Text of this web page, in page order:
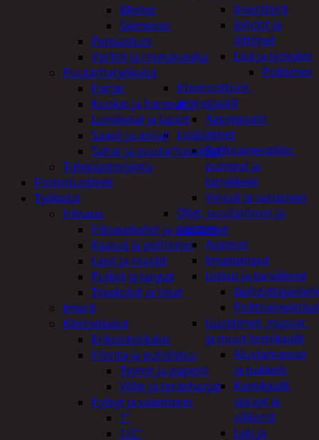
Invertterit
Johdot ja
liittimet
Lisä ja työvalot
Polttimot
Irtomoottorit,
aggregaatit
Aggregaatit
Lisälaitteet
Polttoainesäiliöt,
pumput ja
tarvikkeet
Vinssit ja varusteet
Öljyt, suodattimet ja
nesteet
Avaimet
Imupumput
Letkut ja tarvikkeet
Polttoaineletkut
Liuottimet, massat,
ja muut kemikaalit
Alustamassat
ja pakkelit
Kemikaalit,
sprayt ja
silikonit
Lasi ja
Myrkyt
Siemenet
Pensastuet
Verkot ja reunanauha
Puutarhatyökalut
Harjat
Kuokat ja haravat
Lumikolat ja lapiot
Saavit ja astiat
Sahat ja puutarhasakset
Tuholaistorjunta
Poistotuotteet
Työkalut
Hitsaus
Hitsauskolvit ja suuttimet
Kaasut ja polttimet
Lasit ja maskit
Puikot ja langat
Tinakolvit ja tinat
Imurit
Käsityökalut
Erikoistyökalut
Hionta ja puhdistus
Tyynyt ja paperit
Viilat ja teräsharjat
Hylsyt ja vääntimet
1"
1/2"